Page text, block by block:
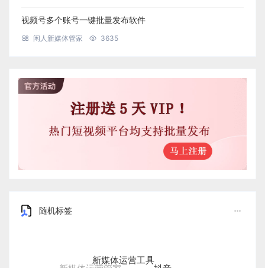
视频号多个账号一键批量发布软件
闲人新媒体管家 3635
随机标签
新媒体运营工具
抖音